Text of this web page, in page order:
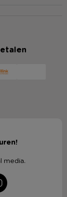
media.